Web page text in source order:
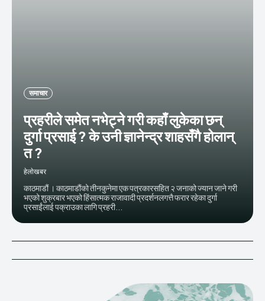
समाचार
प्रहरीले समेत नभेट्ने गरी कहाँ लुकेका छन्
दुर्गा प्रसाई ? के उनी ज्ञानेन्द्र शाहसँगै होलान्
त ?
हेलाेखबर
काठमाडौं । काठमाडौंको तीनकुनेमा एक पत्रकारसहित २ जनाको ज्यान जाने गरी
भएको शुक्रबार भएको हिंसात्मक राजावादी प्रदर्शनलगत्तै फरार रहेका दुर्गा
प्रसाईंलाई पक्राउका लागि प्रहरी...